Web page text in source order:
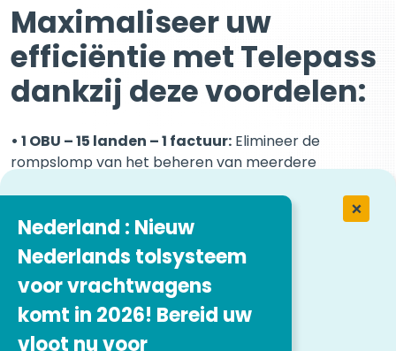
Nederland : Nieuw
Nederlands tolsysteem
voor vrachtwagens
komt in 2026! Bereid uw
vloot nu voor
Maximaliseer uw
efficiëntie met Telepass
dankzij deze voordelen:
• 1 OBU – 15 landen – 1 factuur: Elimineer de
rompslomp van het beheren van meerdere
• Geconsolideerde facturering:
duidelijke factuur voor al uw tolgelden in 15 Europese
Realtime tracking:
houd toezicht op de
bewegingen van uw wagenpark en tolactiviteiten
voor verbeterde operationele efficiëntie door de